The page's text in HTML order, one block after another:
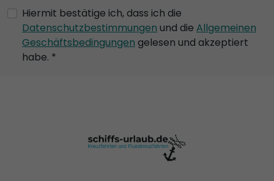
Hiermit bestätige ich, dass ich die
Datenschutzbestimmungen und die Allgemeinen
Geschäftsbedingungen gelesen und akzeptiert
habe. *